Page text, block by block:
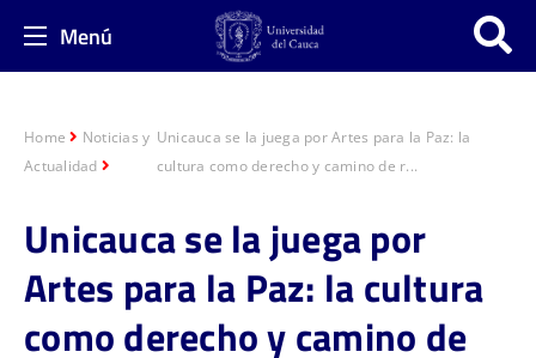
Menú
Home
Noticias y
Actualidad
Unicauca se la juega por Artes para la Paz: la
cultura como derecho y camino de r...
Unicauca se la juega por
Artes para la Paz: la cultura
como derecho y camino de